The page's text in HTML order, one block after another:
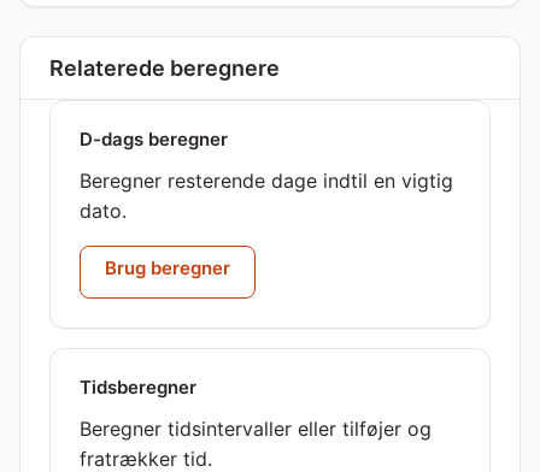
Relaterede beregnere
D-dags beregner
Beregner resterende dage indtil en vigtig
dato.
Brug beregner
Tidsberegner
Beregner tidsintervaller eller tilføjer og
fratrækker tid.